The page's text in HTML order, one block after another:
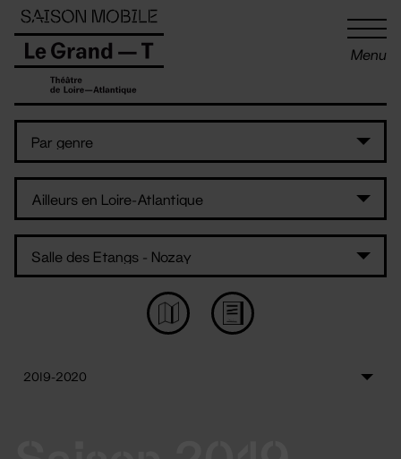
Menu
Panneau de gestion des cookies